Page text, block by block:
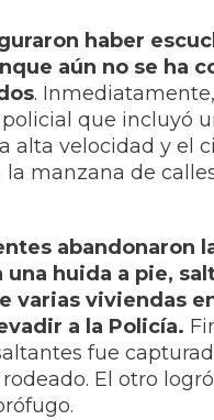
haber
aún no se ha
.
que incluyó
alta velocidad y el
manzana de
abandonaron
una huida a pie,
varias viviendas
a la Policía.
fue
El otro